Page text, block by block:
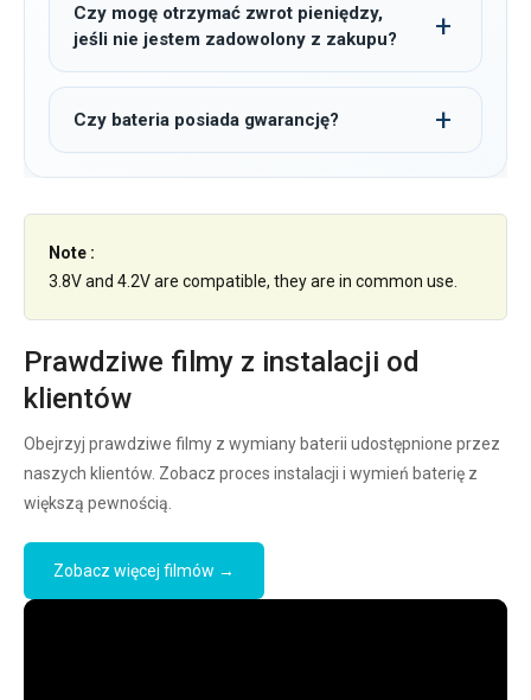
Czy mogę otrzymać zwrot pieniędzy,
jeśli nie jestem zadowolony z zakupu?
Czy bateria posiada gwarancję?
Note :
3.8V and 4.2V are compatible, they are in common use.
Prawdziwe filmy z instalacji od
klientów
Obejrzyj prawdziwe filmy z wymiany baterii udostępnione przez
naszych klientów. Zobacz proces instalacji i wymień baterię z
większą pewnością.
Zobacz więcej filmów →